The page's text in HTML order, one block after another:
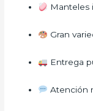
Manteles
Gran
Entrega
Atención